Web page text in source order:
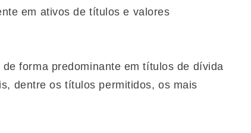
em ativos de títulos e valores
forma predominante em títulos de dívida
dentre os títulos permitidos, os mais